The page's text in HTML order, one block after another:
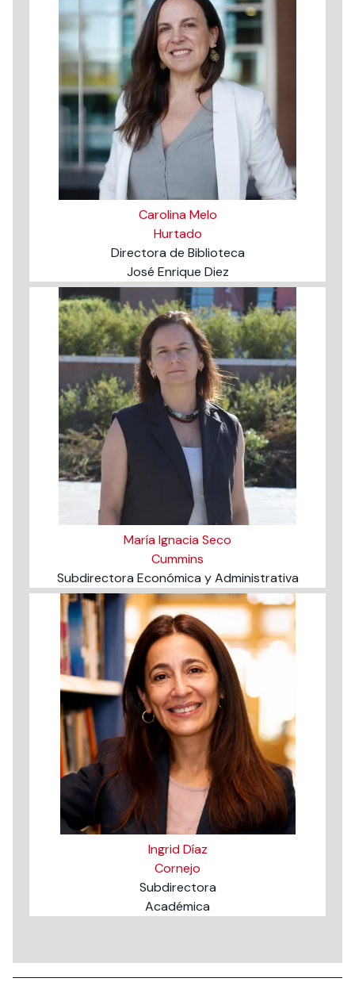
Carolina Melo
Hurtado
Directora de Biblioteca
José Enrique Diez
María Ignacia Seco
Cummins
Subdirectora Económica y Administrativa
Ingrid Díaz
Cornejo
Subdirectora
Académica